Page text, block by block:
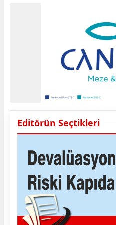
Editörün Seçtikleri